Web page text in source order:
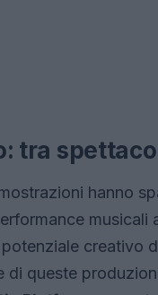
tra
hanno
musicali
creativo
di queste